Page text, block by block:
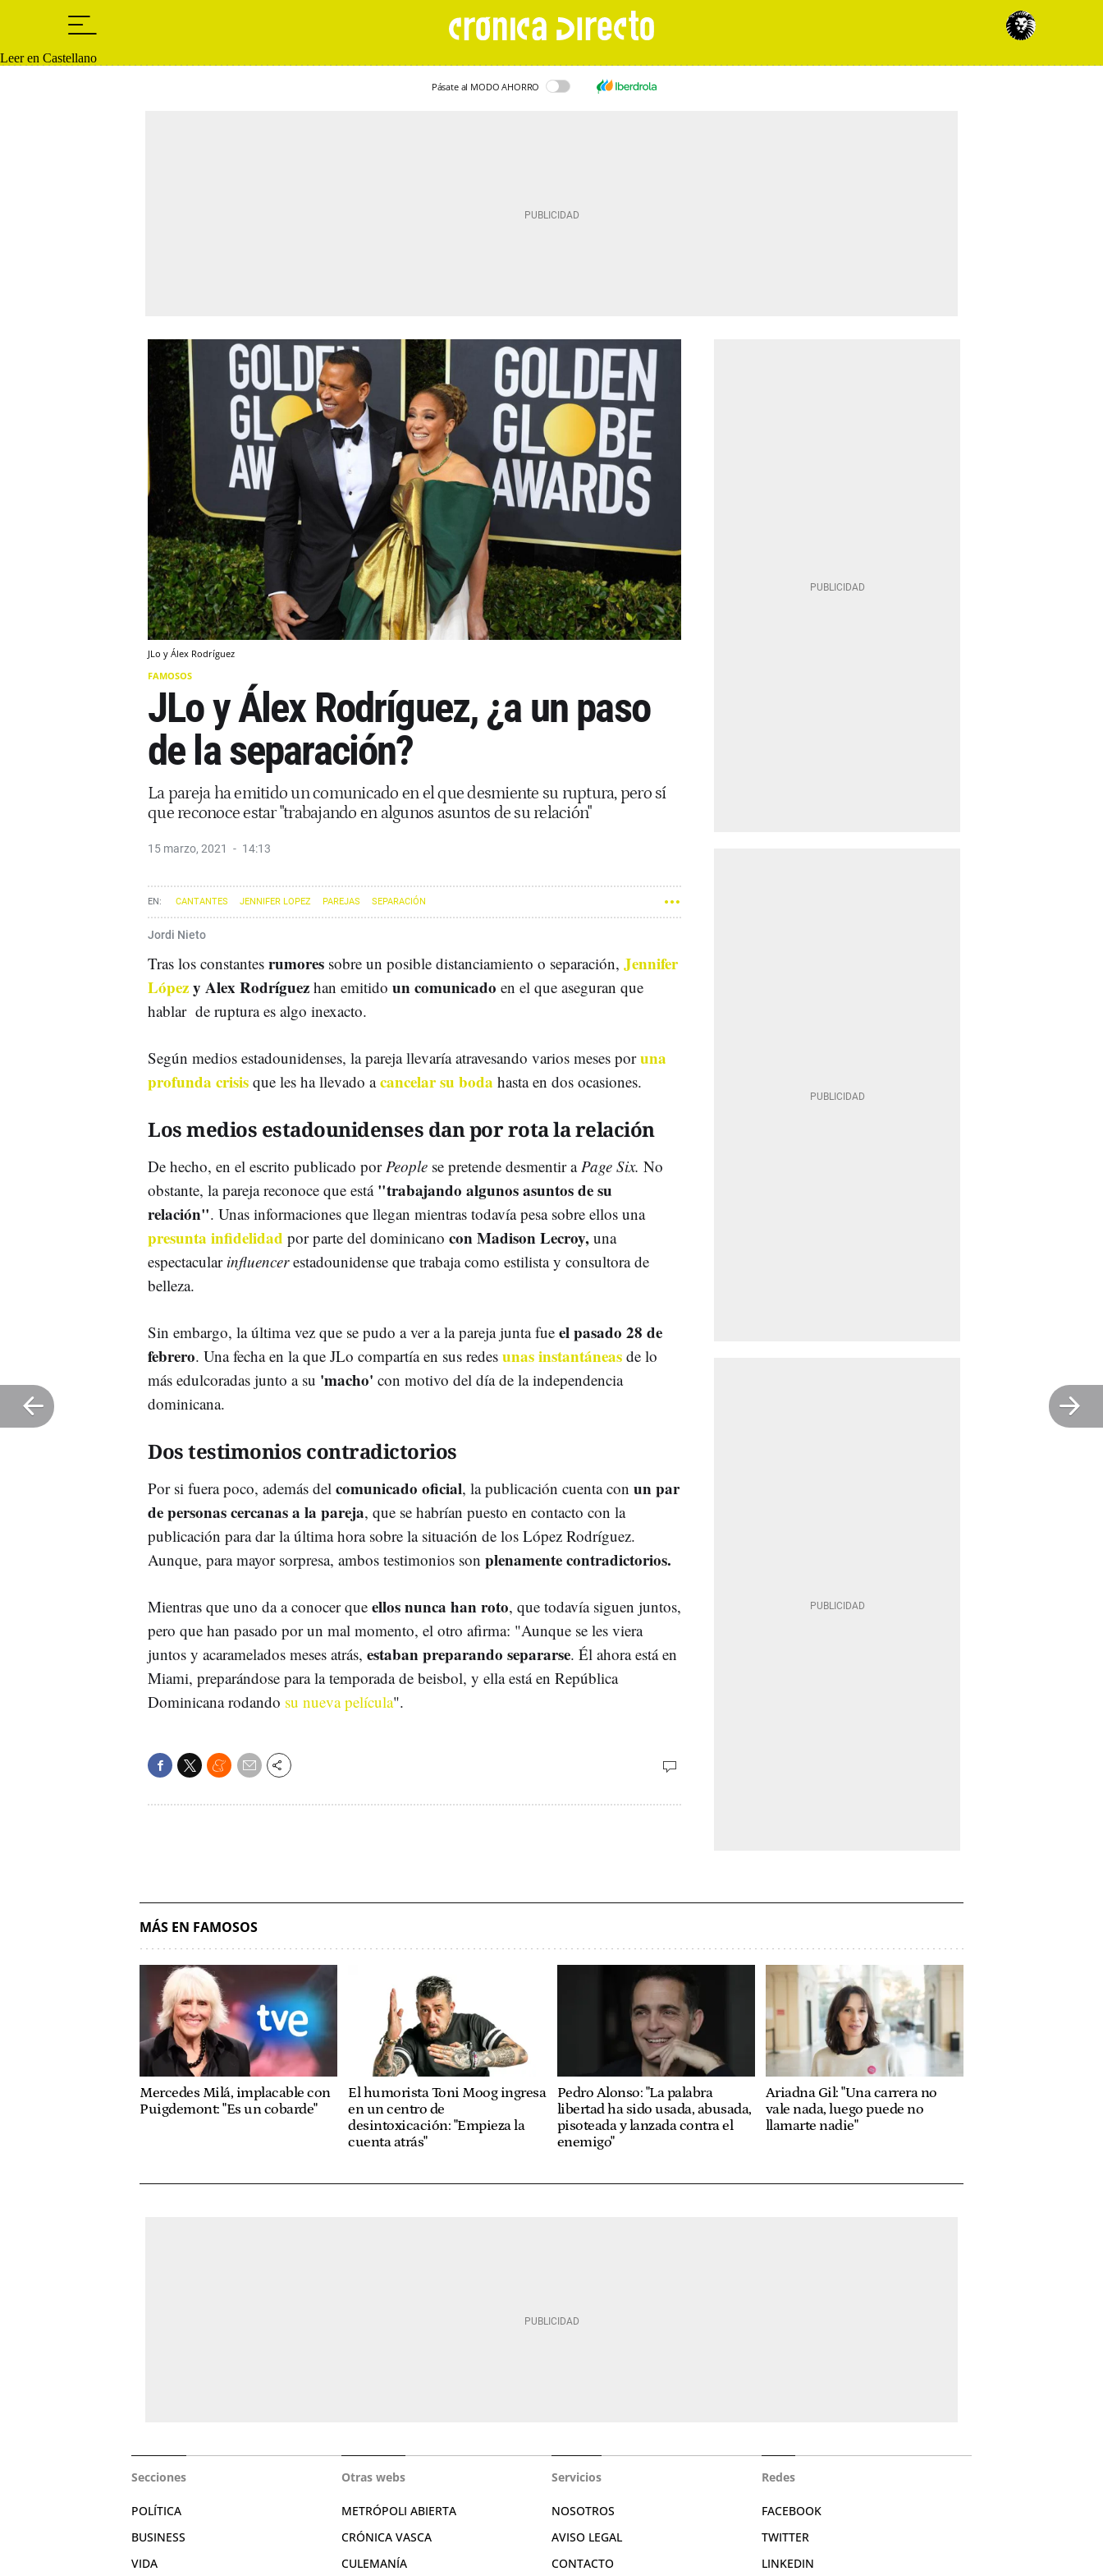
Leer en Castellano
Pásate al MODO AHORRO
JLo y Álex Rodríguez
FAMOSOS
JLo y Álex Rodríguez, ¿a un paso
de la separación?
La pareja ha emitido un comunicado en el que desmiente su ruptura, pero sí
que reconoce estar "trabajando en algunos asuntos de su relación"
15 marzo, 2021 14:13
CANTANTES JENNIFER LOPEZ PAREJAS SEPARACIÓN
Jordi Nieto
Tras los constantes rumores sobre un posible distanciamiento o separación, Jennifer
Lópezy Alex Rodríguez han emitido un comunicado en el que aseguran que
hablar de ruptura es algo inexacto.
Según medios estadounidenses, la pareja llevaría atravesando varios meses poruna
profunda crisis que les ha llevado acancelar su boda hasta en dos ocasiones.
Los medios estadounidenses dan por rota la relación
De hecho, en el escrito publicado por People se pretende desmentir a Page Six. No
obstante, la pareja reconoce que está "trabajando algunos asuntos de su
relación". Unas informaciones que llegan mientras todavía pesa sobre ellos una
presunta infidelidad por parte del dominicano con Madison Lecroy, una
espectacular influencerestadounidense que trabaja como estilista y consultora de
belleza.
Sin embargo, la última vez que se pudo a ver a la pareja junta fue el pasado 28 de
febrero. Una fecha en la que JLo compartía en sus redes unas instantáneas de lo
más edulcoradas junto a su 'macho' con motivo del día de la independencia
dominicana.
Dos testimonios contradictorios
Por si fuera poco, además del comunicado oficial, la publicación cuenta con un par
de personas cercanas a la pareja, que se habrían puesto en contacto con la
publicación para dar la última hora sobre la situación de los López Rodríguez.
Aunque, para mayor sorpresa, ambos testimonios son plenamente contradictorios.
Mientras que uno da a conocer que ellos nunca han roto, que todavía siguen juntos,
pero que han pasado por un mal momento, el otro afirma: "Aunque se les viera
juntos y acaramelados meses atrás, estaban preparando separarse. Él ahora está en
Miami, preparándose para la temporada de beisbol, y ella está en República
Dominicana rodando su nueva película".
MÁS EN FAMOSOS
Mercedes Milá, implacable con
Puigdemont: "Es un cobarde"
El humorista Toni Moog ingresa
en un centro de
desintoxicación: "Empieza la
cuenta atrás"
Pedro Alonso: "La palabra
libertad ha sido usada, abusada,
pisoteada y lanzada contra el
enemigo"
Ariadna Gil: "Una carrera no
vale nada, luego puede no
llamarte nadie"
Secciones
POLÍTICA
BUSINESS
VIDA
Otras webs
METRÓPOLI ABIERTA
CRÓNICA VASCA
CULEMANÍA
Servicios
NOSOTROS
AVISO LEGAL
CONTACTO
Redes
FACEBOOK
TWITTER
LINKEDIN